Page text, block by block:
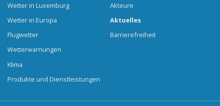
Wetter in Luxemburg
Wetter in Europa
Flugwetter
Wetterwarnungen
Klima
Produkte und Dienstleistungen
Akteure
Aktuelles
Barrierefreiheit